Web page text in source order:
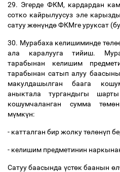
29. Эгерде ФКМ, кардардан
сотко кайрылуусуз эле
сатуужөнүндөФКМгеуруксат (
30. Мурабаха келишиминде төл
ала
каралууга тийиш.
тарабынан
келишим
тарабынан сатып алуу
макулдашылган
баага
аныктала
тургандыгы шарты
кошумчаланган
сумма төмө
мүмкүн:
- катталган биржолкутөлөнүп
- келишим предметинин
Сатуу баасында үстөк баанын ө